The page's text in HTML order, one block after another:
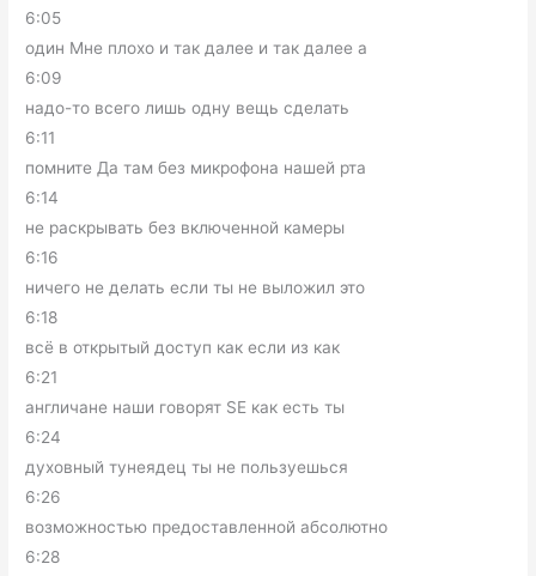
6:05
один Мне плохо и так далее и так далее а
6:09
надо-то всего лишь одну вещь сделать
6:11
помните Да там без микрофона нашей рта
6:14
не раскрывать без включенной камеры
6:16
ничего не делать если ты не выложил это
6:18
всё в открытый доступ как если из как
6:21
англичане наши говорят SE как есть ты
6:24
духовный тунеядец ты не пользуешься
6:26
возможностью предоставленной абсолютно
6:28